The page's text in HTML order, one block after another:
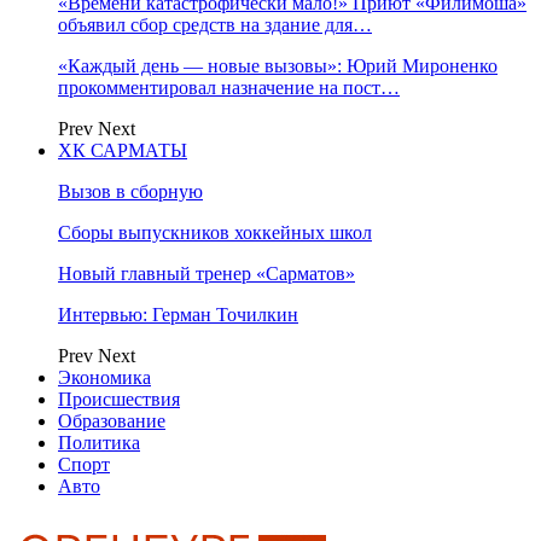
объявил сбор средств на здание для…
«Каждый день — новые вызовы»: Юрий Мироненко
прокомментировал назначение на пост…
Prev Next
ХК САРМАТЫ
Вызов в сборную
Сборы выпускников хоккейных школ
Новый главный тренер «Сарматов»
Интервью: Герман Точилкин
Prev Next
Экономика
Происшествия
Образование
Политика
Спорт
Авто